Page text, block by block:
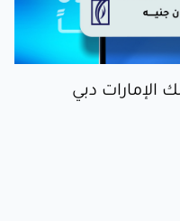
الإمارات دبي